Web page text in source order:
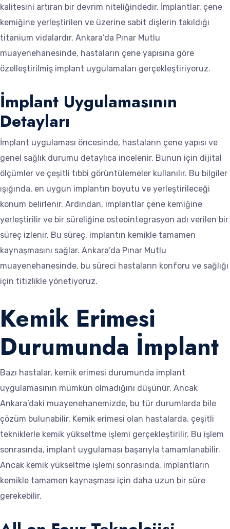
kalitesini artıran bir devrim niteliğindedir. İmplantlar, çene
kemiğine yerleştirilen ve üzerine sabit dişlerin takıldığı
titanium vidalardır. Ankara’da Pınar Mutlu
muayenehanesinde, hastaların çene yapısına göre
özelleştirilmiş implant uygulamaları gerçekleştiriyoruz.
İmplant Uygulamasının
Detayları
İmplant uygulaması öncesinde, hastaların çene yapısı ve
genel sağlık durumu detaylıca incelenir. Bunun için dijital
ölçümler ve çeşitli tıbbi görüntülemeler kullanılır. Bu bilgiler
ışığında, en uygun implantın boyutu ve yerleştirileceği
konum belirlenir. Ardından, implantlar çene kemiğine
yerleştirilir ve bir süreliğine osteointegrasyon adı verilen bir
süreç izlenir. Bu süreç, implantın kemikle tamamen
kaynaşmasını sağlar. Ankara’da Pınar Mutlu
muayenehanesinde, bu süreci hastaların konforu ve sağlığı
için titizlikle yönetiyoruz.
Kemik Erimesi
Durumunda İmplant
Bazı hastalar, kemik erimesi durumunda implant
uygulamasının mümkün olmadığını düşünür. Ancak
Ankara’daki muayenehanemizde, bu tür durumlarda bile
çözüm bulunabilir. Kemik erimesi olan hastalarda, çeşitli
tekniklerle kemik yükseltme işlemi gerçekleştirilir. Bu işlem
sonrasında, implant uygulaması başarıyla tamamlanabilir.
Ancak kemik yükseltme işlemi sonrasında, implantların
kemikle tamamen kaynaşması için daha uzun bir süre
gerekebilir.